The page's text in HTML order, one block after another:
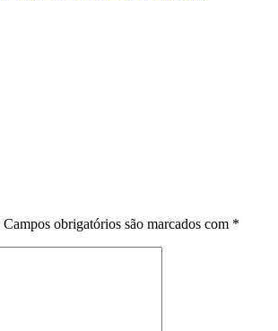
Campos obrigatórios são marcados com *